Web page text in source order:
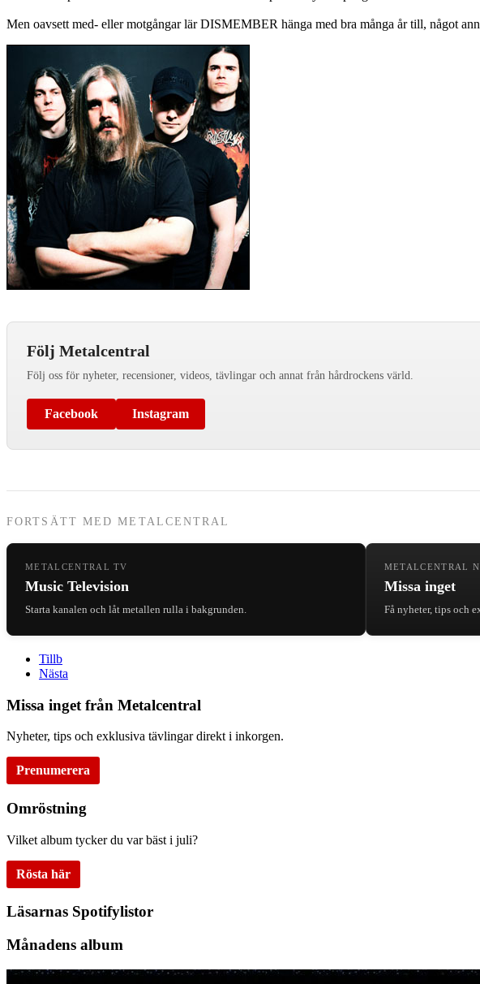
Men oavsett med- eller motgångar lär DISMEMBER hänga med bra många år till, något
Följ Metalcentral
Följ oss för nyheter, recensioner, videos, tävlingar och annat från hårdrockens värld.
Facebook Instagram
FORTSÄTT MED METALCENTRAL
METALCENTRAL TV
Music Television
Starta kanalen och låt metallen rulla i bakgrunden.
METALCENTRAL
Missa inget
Få nyheter, tips och
Tillb
Nästa
Missa inget från Metalcentral
Nyheter, tips och exklusiva tävlingar direkt i inkorgen.
Prenumerera
Omröstning
Vilket album tycker du var bäst i juli?
Rösta här
Läsarnas Spotifylistor
Månadens album